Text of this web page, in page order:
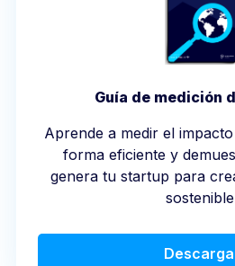
Guía de medición
Aprende a medir el
forma eficiente y
genera tu startup para